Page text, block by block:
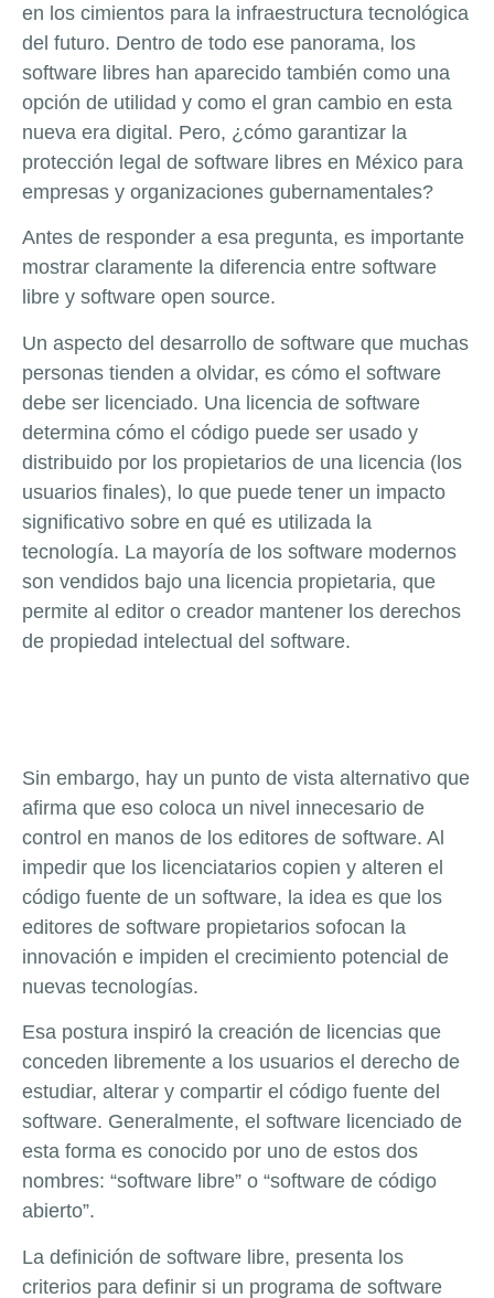
en los cimientos para la infraestructura tecnológica
del futuro. Dentro de todo ese panorama, los
software libres han aparecido también como una
opción de utilidad y como el gran cambio en esta
nueva era digital. Pero, ¿cómo garantizar la
protección legal de software libres en México para
empresas y organizaciones gubernamentales?
Antes de responder a esa pregunta, es importante
mostrar claramente la diferencia entre software
libre y software open source.
Un aspecto del desarrollo de software que muchas
personas tienden a olvidar, es cómo el software
debe ser licenciado. Una licencia de software
determina cómo el código puede ser usado y
distribuido por los propietarios de una licencia (los
usuarios finales), lo que puede tener un impacto
significativo sobre en qué es utilizada la
tecnología. La mayoría de los software modernos
son vendidos bajo una licencia propietaria, que
permite al editor o creador mantener los derechos
de propiedad intelectual del software.
Sin embargo, hay un punto de vista alternativo que
afirma que eso coloca un nivel innecesario de
control en manos de los editores de software. Al
impedir que los licenciatarios copien y alteren el
código fuente de un software, la idea es que los
editores de software propietarios sofocan la
innovación e impiden el crecimiento potencial de
nuevas tecnologías.
Esa postura inspiró la creación de licencias que
conceden libremente a los usuarios el derecho de
estudiar, alterar y compartir el código fuente del
software. Generalmente, el software licenciado de
esta forma es conocido por uno de estos dos
nombres: “software libre” o “software de código
abierto”.
La definición de software libre, presenta los
criterios para definir si un programa de software